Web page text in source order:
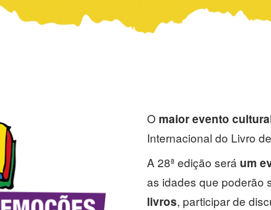
O maior evento
Internacional do Livro
A 28ª edição será um
as idades que poderão
livros, participar de